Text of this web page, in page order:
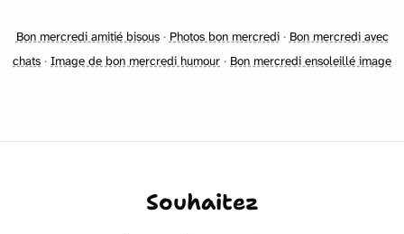
Bon mercredi amitié bisous· Photos bon mercredi· Bon mercredi avec
chats · Image de bon mercredi humour · Bon mercredi ensoleillé image
Souhaitez